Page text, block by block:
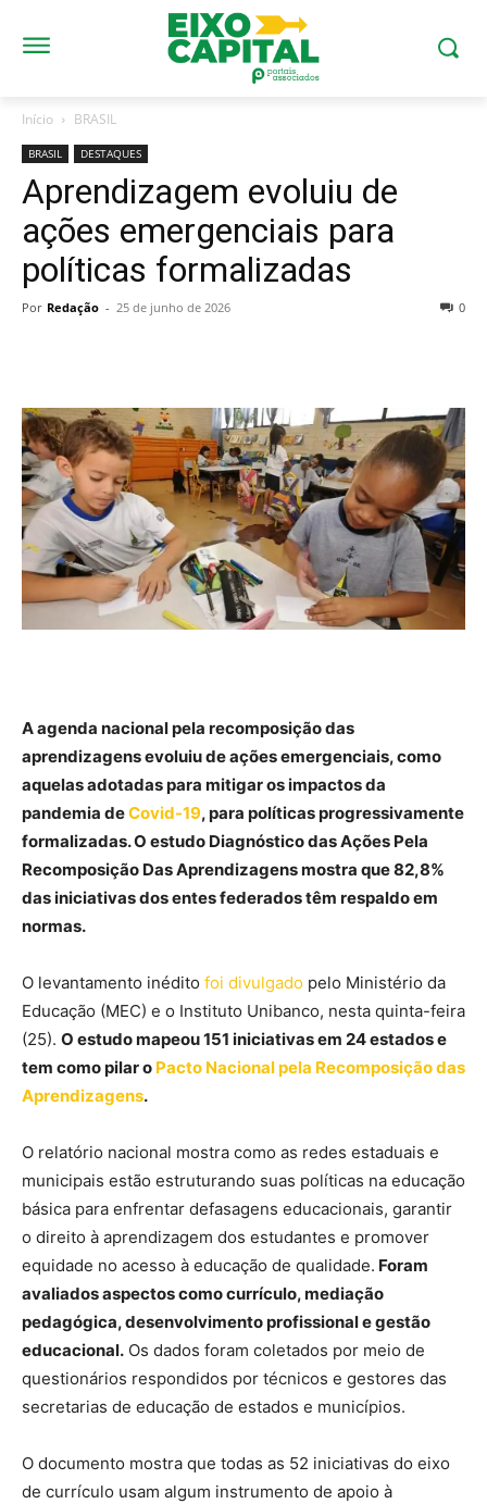
Início BRASIL
BRASIL DESTAQUES
Aprendizagem evoluiu de
ações emergenciais para
políticas formalizadas
Por Redação - 25 de junho de 2026 0
A agenda nacional pela recomposição das
aprendizagens evoluiu de ações emergenciais, como
aquelas adotadas para mitigar os impactos da
pandemia deCovid-19, para políticas progressivamente
formalizadas. O estudo Diagnóstico das Ações Pela
Recomposição Das Aprendizagens mostra que 82,8%
das iniciativas dos entes federados têm respaldo em
normas.
O levantamento inédito foi divulgado pelo Ministério da
Educação (MEC) e o Instituto Unibanco, nesta quinta-feira
(25). O estudo mapeou 151 iniciativas em 24 estados e
tem como pilar o Pacto Nacional pela Recomposição das
Aprendizagens.
O relatório nacional mostra como as redes estaduais e
municipais estão estruturando suas políticas na educação
básica para enfrentar defasagens educacionais, garantir
o direito à aprendizagem dos estudantes e promover
equidade no acesso à educação de qualidade. Foram
avaliados aspectos como currículo, mediação
pedagógica, desenvolvimento profissional e gestão
educacional. Os dados foram coletados por meio de
questionários respondidos por técnicos e gestores das
secretarias de educação de estados e municípios.
O documento mostra que todas as 52 iniciativas do eixo
de currículo usam algum instrumento de apoio à